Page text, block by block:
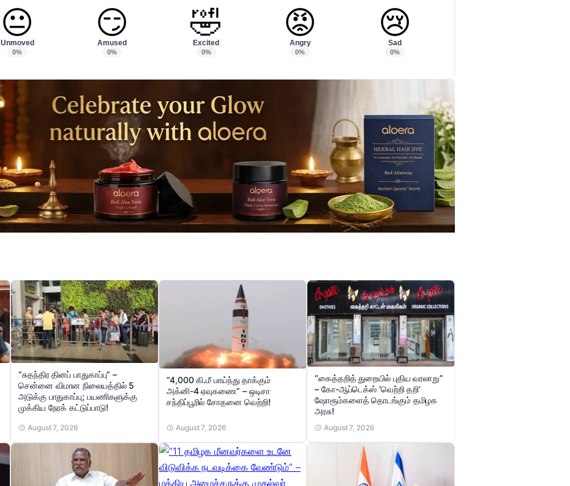
😐
Unmoved
0%
😏
Amused
0%
🤣
Excited
0%
😡
Angry
0%
😢
Sad
0%
“சுதந்திர தினப் பாதுகாப்பு” –
சென்னை விமான நிலையத்தில் 5
அடுக்கு பாதுகாப்பு; பயணிகளுக்கு
முக்கிய நேரக் கட்டுப்பாடு!
August 7, 2026
“4,000 கி.மீ பாய்ந்து தாக்கும்
அக்னி-4 ஏவுகணை” – ஒடிசா
சந்திப்பூரில் சோதனை வெற்றி!
August 7, 2026
“கைத்தறித் துறையில் புதிய வரலாறு”
– கோ-ஆப்டெக்ஸ் ‘வெற்றி தறி’
ஷோரூம்களைத் தொடங்கும் தமிழக
அரசு!
August 7, 2026